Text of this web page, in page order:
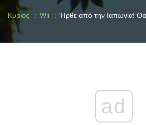
Κύριος Wii Ήρθε από την Ιαπωνία!
ad